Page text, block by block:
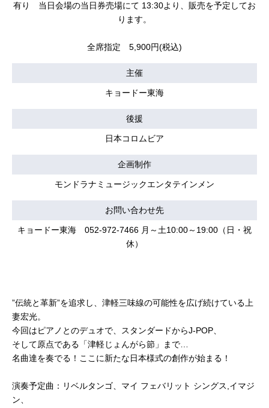
有り 当日会場の当日券売場にて 13:30より、販売を予定してお
ります。
全席指定 5,900円(税込)
主催
キョードー東海
後援
日本コロムビア
企画制作
モンドラナミュージックエンタテインメン
お問い合わせ先
キョードー東海 052-972-7466 月～土10:00～19:00（日・祝
休）
”伝統と革新”を追求し、津軽三味線の可能性を広げ続けている上
妻宏光。
今回はピアノとのデュオで、スタンダードからJ-POP、
そして原点である「津軽じょんがら節」まで…
名曲達を奏でる！ここに新たな日本様式の創作が始まる！
演奏予定曲：リベルタンゴ、マイ フェバリット シングス,イマジ
ン、